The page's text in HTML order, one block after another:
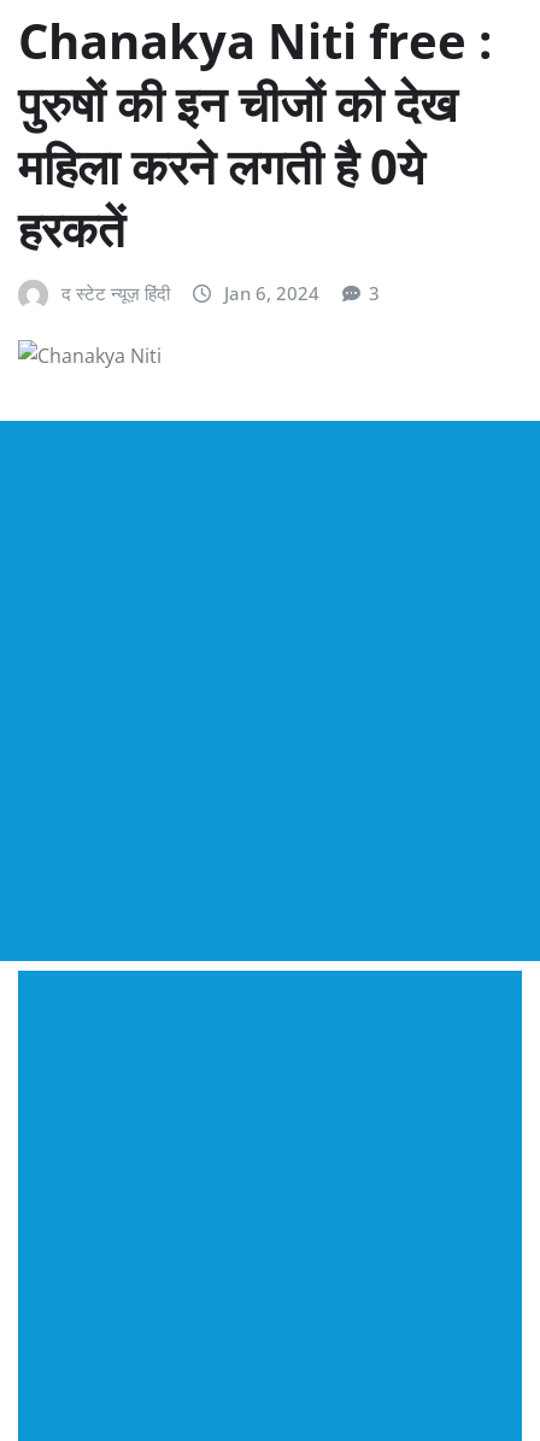
Chanakya Niti free :
पुरुषों की इन चीजों को देख
महिला करने लगती है 0ये
हरकतें
द स्टेट न्यूज़ हिंदी Jan 6, 2024 3